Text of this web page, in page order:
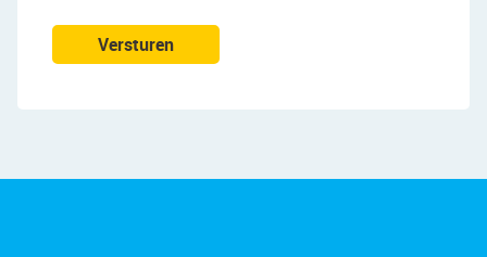
Versturen